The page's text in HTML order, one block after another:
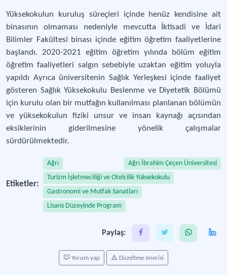
Yüksekokulun kuruluş süreçleri içinde henüz kendisine ait
binasının olmaması nedeniyle mevcutta İktisadi ve İdari
Bilimler Fakültesi binası içinde eğitim öğretim faaliyetlerine
başlandı. 2020-2021 eğitim öğretim yılında bölüm eğitim
öğretim faaliyetleri salgın sebebiyle uzaktan eğitim yoluyla
yapıldı Ayrıca üniversitenin Sağlık Yerleşkesi içinde faaliyet
gösteren Sağlık Yüksekokulu Beslenme ve Diyetetik Bölümü
için kurulu olan bir mutfağın kullanılması planlanan bölümün
ve yüksekokulun fiziki unsur ve insan kaynağı açısından
eksiklerinin giderilmesine yönelik çalışmalar
sürdürülmektedir.
Etiketler:
Ağrı
Ağrı İbrahim Çeçen Üniversitesi
Turizm İşletmeciliği ve Otelcilik Yüksekokulu
Gastronomi ve Mutfak Sanatları
Lisans Düzeyinde Program
Paylaş:
Yorum yap Düzeltme önerisi